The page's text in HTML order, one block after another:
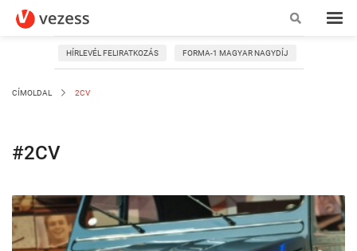
HÍRLEVÉL FELIRATKOZÁS FORMA-1 MAGYAR NAGYDÍJ
CÍMOLDAL 2CV
#2CV